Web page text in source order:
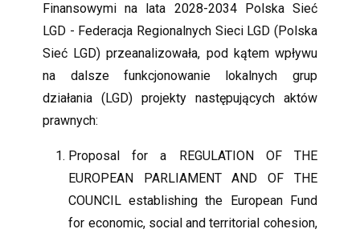
Finansowymi na lata 2028-2034 Polska Sieć
LGD - Federacja Regionalnych Sieci LGD (Polska
Sieć LGD) przeanalizowała, pod kątem wpływu
na dalsze funkcjonowanie lokalnych grup
działania (LGD) projekty następujących aktów
prawnych:
Proposal for a REGULATION OF THE
EUROPEAN PARLIAMENT AND OF THE
COUNCIL establishing the European Fund
for economic, social and territorial cohesion,